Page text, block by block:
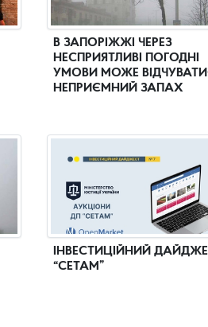
В ЗАПОРІЖЖІ ЧЕРЕЗ
НЕСПРИЯТЛИВІ ПОГОДНІ
УМОВИ МОЖЕ
НЕПРИЄМНИЙ ЗАПАХ
ІНВЕСТИЦІЙНИЙ
“СЕТАМ”